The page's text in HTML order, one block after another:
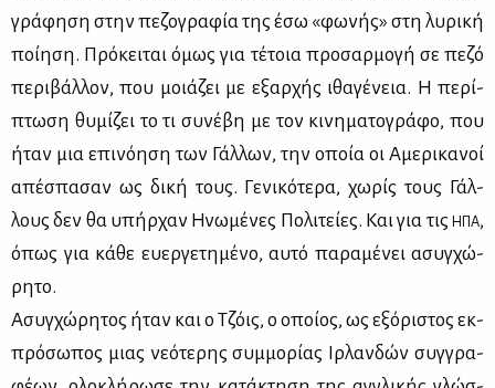
γρά­φη­ση στην πε­ζο­γρα­φία της έσω «φω­νής» στη λυ­ρι­κή
ποί­η­ση. Πρό­κει­ται όμως για τέ­τοια προ­σαρ­μο­γή σε πε­ζό
πε­ρι­βάλ­λον, που μοιά­ζει με εξαρ­χής ιθα­γέ­νεια. Η πε­ρί­
πτω­ση θυ­μί­ζει το τι συ­νέ­βη με τον κι­νη­μα­το­γρά­φο, που
ήταν μια επι­νό­η­ση των Γάλ­λων, την οποία οι Αμε­ρι­κα­νοί
απέ­σπα­σαν ως δι­κή τους. Γε­νι­κό­τε­ρα, χω­ρίς τους Γάλ­
λους δεν θα υπήρ­χαν Ηνω­μέ­νες Πο­λι­τεί­ες. Και για τις ΗΠΑ,
όπως για κά­θε ευ­ερ­γε­τη­μέ­νο, αυ­τό πα­ρα­μέ­νει ασυγ­χώ­
ρη­το.
Ασυγ­χώ­ρη­τος ήταν και ο Τζόις, ο οποί­ος, ως εξό­ρι­στος εκ­
πρό­σω­πος μιας νε­ό­τε­ρης συμ­μο­ρί­ας Ιρ­λαν­δών συγ­γρα­